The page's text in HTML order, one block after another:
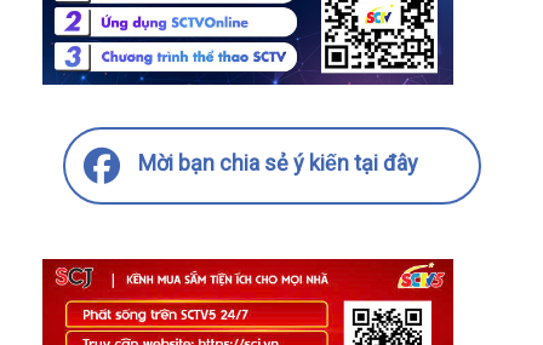
Mời bạn chia sẻ ý kiến tại đây